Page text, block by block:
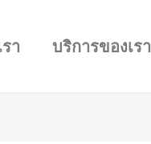
า บริการของเรา